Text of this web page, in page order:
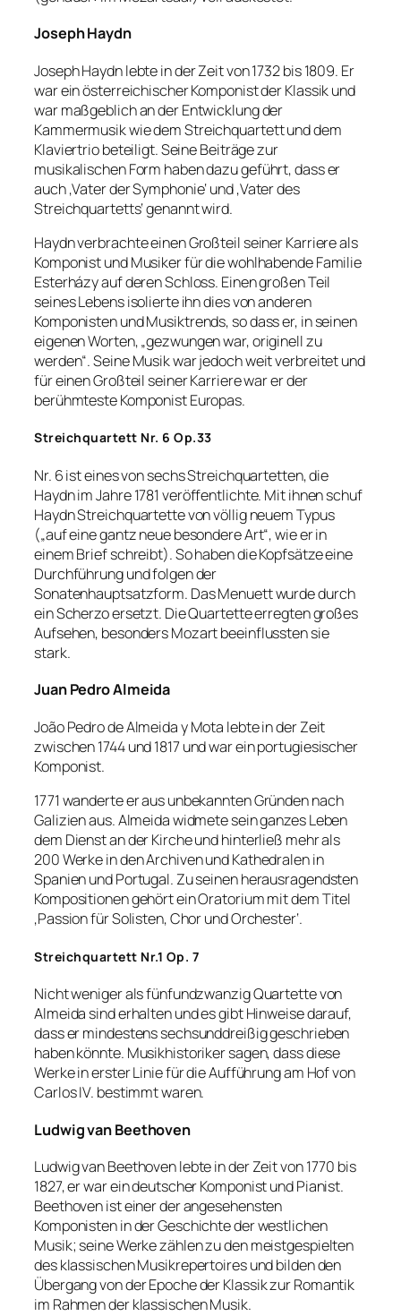
Joseph Haydn
Joseph Haydn lebte in der Zeit von 1732 bis 1809. Er
war ein österreichischer Komponist der Klassik und
war maßgeblich an der Entwicklung der
Kammermusik wie dem Streichquartett und dem
Klaviertrio beteiligt. Seine Beiträge zur
musikalischen Form haben dazu geführt, dass er
auch ‚Vater der Symphonie‘ und ‚Vater des
Streichquartetts‘ genannt wird.
Haydn verbrachte einen Großteil seiner Karriere als
Komponist und Musiker für die wohlhabende Familie
Esterházy auf deren Schloss. Einen großen Teil
seines Lebens isolierte ihn dies von anderen
Komponisten und Musiktrends, so dass er, in seinen
eigenen Worten, „gezwungen war, originell zu
werden“. Seine Musik war jedoch weit verbreitet und
für einen Großteil seiner Karriere war er der
berühmteste Komponist Europas.
Streichquartett Nr. 6 Op.33
Nr. 6 ist eines von sechs Streichquartetten, die
Haydn im Jahre 1781 veröffentlichte. Mit ihnen schuf
Haydn Streichquartette von völlig neuem Typus
(„auf eine gantz neue besondere Art“, wie er in
einem Brief schreibt). So haben die Kopfsätze eine
Durchführung und folgen der
Sonatenhauptsatzform. Das Menuett wurde durch
ein Scherzo ersetzt. Die Quartette erregten großes
Aufsehen, besonders Mozart beeinflussten sie
stark.
Juan Pedro Almeida
João Pedro de Almeida y Mota lebte in der Zeit
zwischen 1744 und 1817 und war ein portugiesischer
Komponist.
1771 wanderte er aus unbekannten Gründen nach
Galizien aus. Almeida widmete sein ganzes Leben
dem Dienst an der Kirche und hinterließ mehr als
200 Werke in den Archiven und Kathedralen in
Spanien und Portugal. Zu seinen herausragendsten
Kompositionen gehört ein Oratorium mit dem Titel
‚Passion für Solisten, Chor und Orchester‘.
Streichquartett Nr.1 Op. 7
Nicht weniger als fünfundzwanzig Quartette von
Almeida sind erhalten und es gibt Hinweise darauf,
dass er mindestens sechsunddreißig geschrieben
haben könnte. Musikhistoriker sagen, dass diese
Werke in erster Linie für die Aufführung am Hof von
Carlos IV. bestimmt waren.
Ludwig van Beethoven
Ludwig van Beethoven lebte in der Zeit von 1770 bis
1827, er war ein deutscher Komponist und Pianist.
Beethoven ist einer der angesehensten
Komponisten in der Geschichte der westlichen
Musik; seine Werke zählen zu den meistgespielten
des klassischen Musikrepertoires und bilden den
Übergang von der Epoche der Klassik zur Romantik
im Rahmen der klassischen Musik.